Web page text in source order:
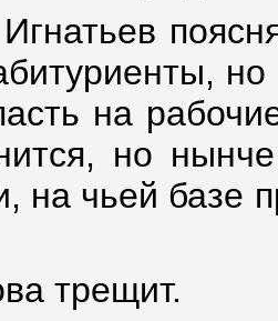
на
но
на чьей базе
трещит.